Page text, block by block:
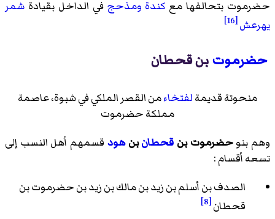
حضرموت بتحالفها مع كندة ومذحج في الداخل بقيادة شمر
يهرعش[16]
حضرموتبن قحطان
منحوتة قديمةلفتخاءمن القصر الملكي في شبوة، عاصمة
مملكة حضرموت
وهم بنوحضرموت بن قحطانبنهود قسمهم أهل النسب إلى
تسعه أقسام :
الصدف بن أسلم بن زيد بن مالك بن زيد بن حضرموت بن
قحطان[8]